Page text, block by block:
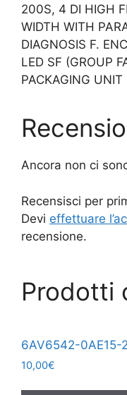
200S, 4 DI HIGH
WIDTH WITH
DIAGNOSIS F.
LED SF (GROUP
PACKAGING UNIT
Ancora non ci
Recensisci per
Devi effettuare
recensione.
Prodotti
6AV6542-0AE15-
10,00€